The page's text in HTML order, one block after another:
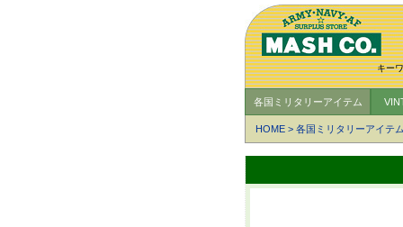
キー
各国ミリタリーアイテム
HOME > 各国ミリタリーアイテ